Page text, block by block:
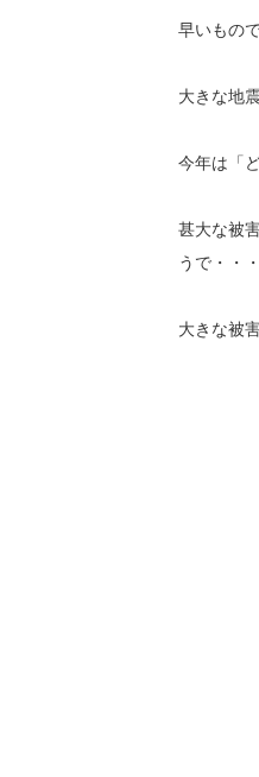
早いもの
大きな地
今年は「
甚大な被
うで・・
大きな被